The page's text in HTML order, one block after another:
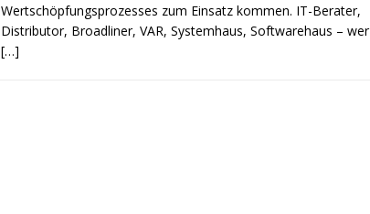
Wertschöpfungsprozesses zum Einsatz kommen. IT-Berater,
Distributor, Broadliner, VAR, Systemhaus, Softwarehaus – wer
[…]